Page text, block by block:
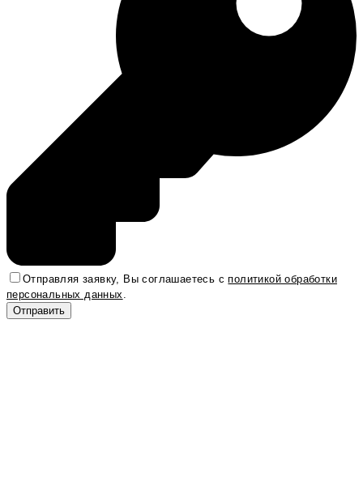
Отправляя заявку, Вы соглашаетесь сполитикой обработки
персональных данных